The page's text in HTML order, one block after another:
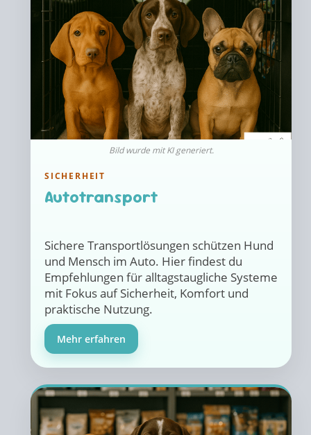
Bild wurde mit KI generiert.
SICHERHEIT
Autotransport
Sichere Transportlösungen schützen Hund
und Mensch im Auto. Hier findest du
Empfehlungen für alltagstaugliche Systeme
mit Fokus auf Sicherheit, Komfort und
praktische Nutzung.
Mehr erfahren